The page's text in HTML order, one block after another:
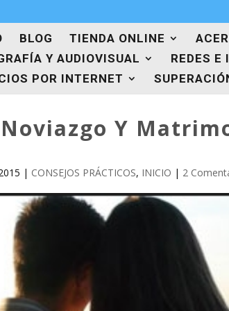
BLOG TIENDA ONLINE
Y AUDIOVISUAL
REDES E
POR INTERNET
Y
| CONSEJOS PRÁCTICOS, INICIO | 2